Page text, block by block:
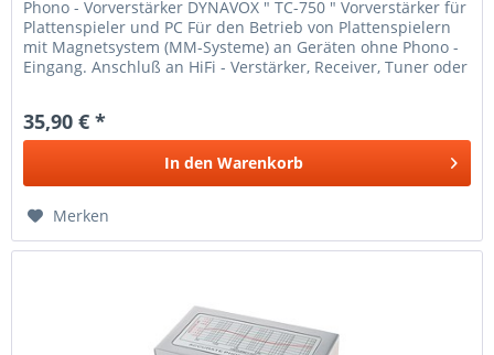
Phono - Vorverstärker DYNAVOX " TC-750 " Vorverstärker für
Plattenspieler und PC Für den Betrieb von Plattenspielern
mit Magnetsystem (MM-Systeme) an Geräten ohne Phono -
Eingang. Anschluß an HiFi - Verstärker, Receiver, Tuner oder
35,90 € *
In den Warenkorb
Merken